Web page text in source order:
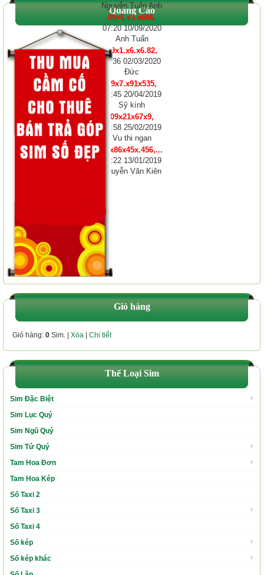
Nguyễn Tuấn Anh
09x6.x3.x666,
07:20 10/09/2020
Anh Tuấn
09x1.x6.x6.82,
11:36 02/03/2020
Đức
09x7.x91x535,
10:45 20/04/2019
Sỹ kính
09x21x67x9,
12:58 25/02/2019
Vu thi ngan
01x86x45x.456,...
08:22 13/01/2019
Nguyễn Văn Kiên
Quảng Cáo
Giỏ hàng
Giỏ hàng: 0 Sim. | Xóa | Chi tiết
Thể Loại Sim
Sim Đặc Biệt
Sim Lục Quý
Sim Ngũ Quý
Sim Tứ Quý
Tam Hoa Đơn
Tam Hoa Kép
Số Taxi 2
Số Taxi 3
Số Taxi 4
Số kép
Số kép khác